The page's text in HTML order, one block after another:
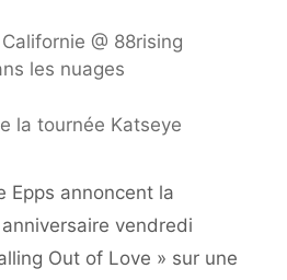
@ 88rising
les nuages
Epps annoncent la
vendredi
Out of Love » sur une